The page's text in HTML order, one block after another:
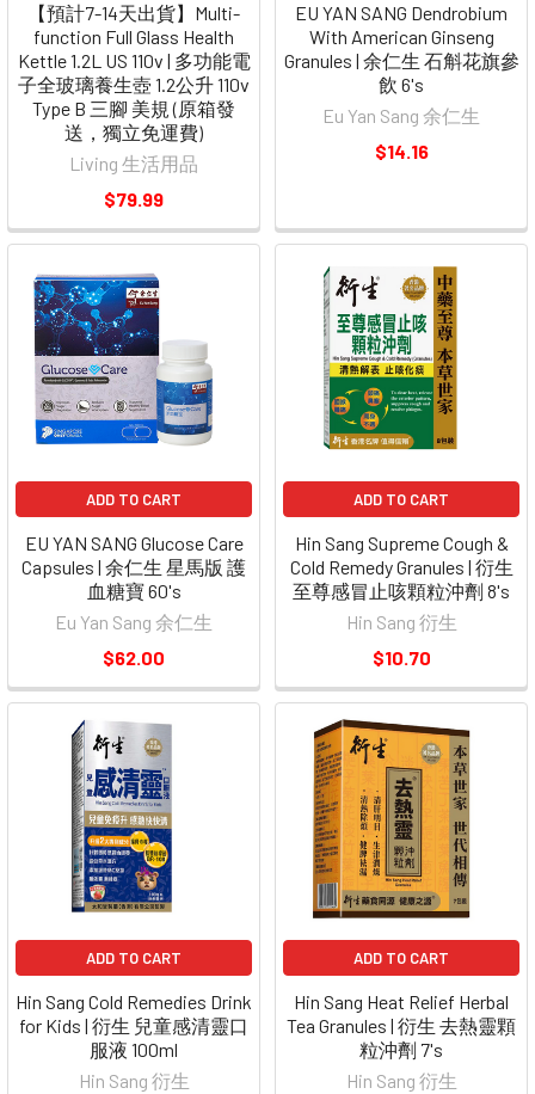
【預計7-14天出貨】Multi-
function Full Glass Health
Kettle 1.2L US 110v | 多功能電
子全玻璃養生壺 1.2公升 110v
Type B 三腳 美規 (原箱發
送，獨立免運費)
Living 生活用品
$79.99
EU YAN SANG Dendrobium
With American Ginseng
Granules | 余仁生 石斛花旗參
飲 6's
Eu Yan Sang 余仁生
$14.16
ADD TO CART
EU YAN SANG Glucose Care
Capsules | 余仁生 星馬版 護
血糖寶 60's
Eu Yan Sang 余仁生
$62.00
ADD TO CART
Hin Sang Supreme Cough &
Cold Remedy Granules | 衍生
至尊感冒止咳顆粒沖劑 8's
Hin Sang 衍生
$10.70
ADD TO CART
Hin Sang Cold Remedies Drink
for Kids | 衍生 兒童感清靈口
服液 100ml
Hin Sang 衍生
ADD TO CART
Hin Sang Heat Relief Herbal
Tea Granules | 衍生 去熱靈顆
粒沖劑 7's
Hin Sang 衍生